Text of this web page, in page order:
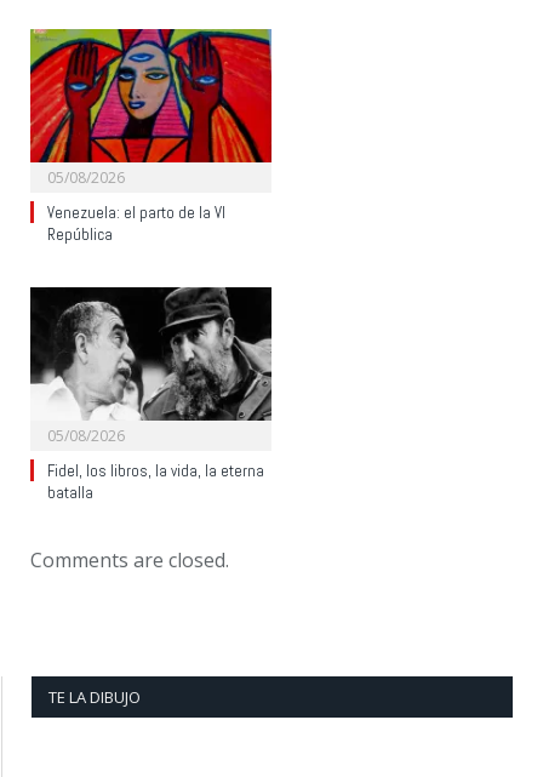
05/08/2026
Venezuela: el parto de la VI
República
05/08/2026
Fidel, los libros, la vida, la eterna
batalla
Comments are closed.
TE LA DIBUJO